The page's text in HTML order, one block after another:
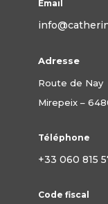
Email
Adresse
Route de Nay
Mirepeix –
Téléphone
+33 060 815
Code fiscal